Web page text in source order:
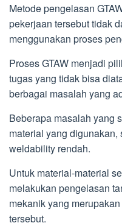
Metode pengelasan
pekerjaan tersebut tidak
menggunakan proses
Proses GTAW menjadi
tugas yang tidak bisa
berbagai masalah yang
Beberapa masalah yang
material yang
weldability rendah.
Untuk material-material
melakukan pengelasan
mekanik yang
tersebut.